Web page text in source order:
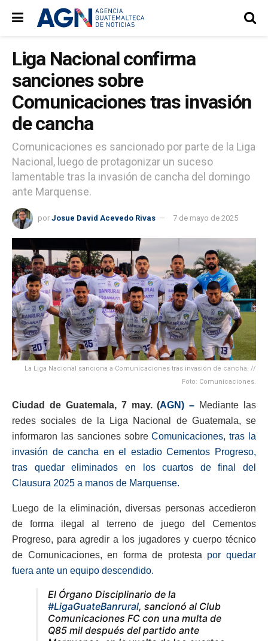
Liga Nacional confirma
sanciones sobre
Comunicaciones tras invasión
de cancha
Comunicaciones es sancionado por parte de la Liga
Nacional, luego de protagonizar un suceso
lamentable tras la invasión de cancha del domingo
ante Marquense.
por Josue David Acevedo Rivas 7 de mayo de 2025
La Liga Nacional sanciona a Comunicaciones tras invasión de cancha. //
Foto: Comunicaciones.
Ciudad de Guatemala, 7 may. (AGN) – Mediante las
redes sociales de la Liga Nacional de Guatemala, se
informaron las sanciones sobreComunicaciones, tras la
invasión de cancha en el estadio Cementos Progreso,
tras quedar eliminados en los cuartos de final del
Clausura 2025 a manos de Marquense.
Luego de la eliminación, diversas personas accedieron
de forma ilegal al terreno de juego del Cementos
Progreso, para agredir a los jugadores y cuerpo técnico
de Comunicaciones, en forma de protesta por quedar
fuera ante un equipo descendido.
El Órgano Disciplinario de la
#LigaGuateBanrural, sancionó al Club
Comunicaciones FC con una multa de
Q85 mil después del partido ante